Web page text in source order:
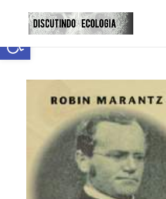
Abrir a barra de